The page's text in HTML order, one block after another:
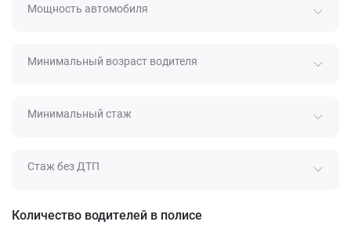
Мощность автомобиля
Минимальный возраст водителя
Минимальный стаж
Стаж без ДТП
Количество водителей в полисе